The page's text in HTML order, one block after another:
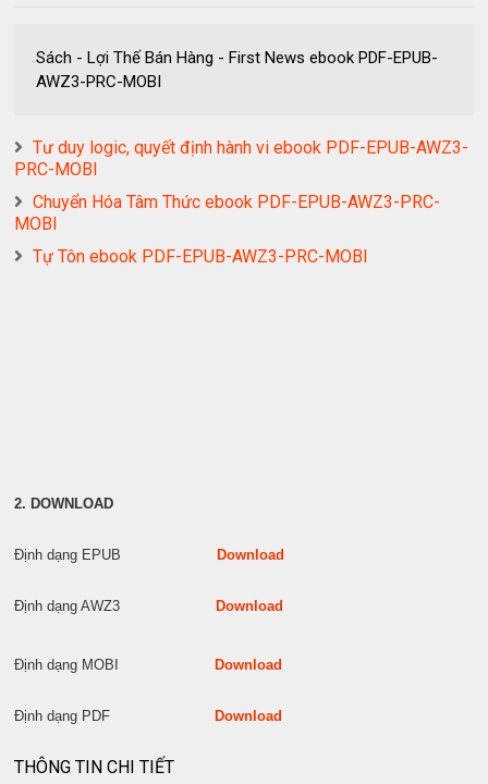
Sách - Lợi Thế Bán Hàng - First News ebook PDF-EPUB-
AWZ3-PRC-MOBI
Tư duy logic, quyết định hành vi ebook PDF-EPUB-AWZ3-
PRC-MOBI
Chuyển Hóa Tâm Thức ebook PDF-EPUB-AWZ3-PRC-
MOBI
Tự Tôn ebook PDF-EPUB-AWZ3-PRC-MOBI
2. DOWNLOAD
Định dạng EPUB Download
Định dạng AWZ3 Download
Định dạng MOBI Download
Định dạng PDF Download
THÔNG TIN CHI TIẾT